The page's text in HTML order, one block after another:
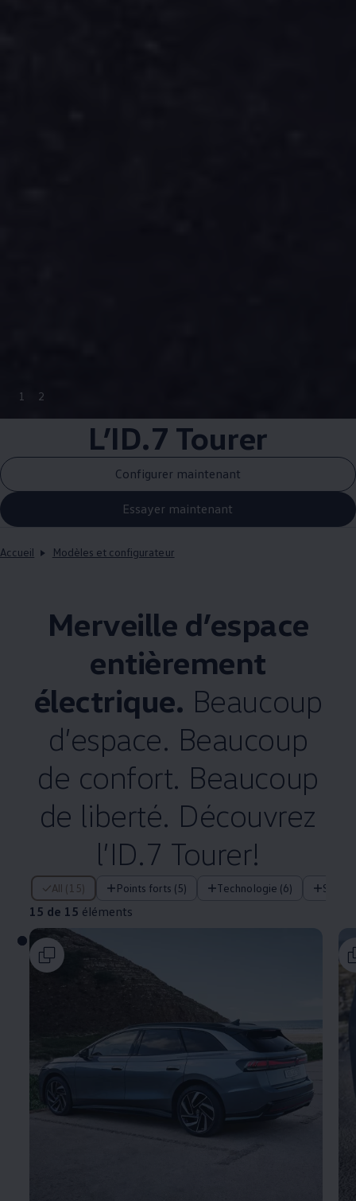
1 2
L’ID.7 Tourer
Configurer maintenant
Essayer maintenant
Accueil Modèles et configurateur
Merveille d’espace
entièrement
électrique. Beaucoup
d’espace. Beaucoup
de confort. Beaucoup
de liberté. Découvrez
l’ID.7 Tourer!
All (15) Points forts (5) Technologie (6)
15 de 15 éléments
15 de 15 éléments